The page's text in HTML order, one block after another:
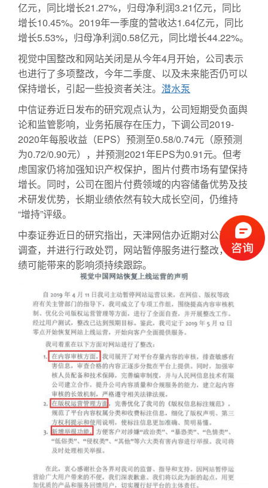
亿元，同比增长21.27%，归母净利润3.21亿元，同比
增长10.45%。2019年一季度的营收达1.64亿元，同比
增长5.53%，归母净利润0.58亿元，同比增长44.22%。
视觉中国整改和网站关闭是从今年4月开始，公司表示
也进行了多项整改，今年二季度、以及未来能否仍可以
保持增长，引起一些投资者关注。 潜水泵
中信证券近日发布的研究观点认为，公司短期受负面舆
论和监管影响，业务拓展存在压力，下调公司2019-
2020年每股收益（EPS）预测至0.58/0.74元（原预测
为0.72/0.90元），并预测2021年EPS为0.91元。但考
虑国家仍将加强知识产权保护，图片付费市场有望保持
增长。同时，公司在图片付费领域的内容储备优势及技
术研发优势，长期业绩依然有较大成长空间，仍维持
“增持”评级。
中泰证券近日的研究指出，天津网信办近期对公司立案
调查，并进行行政处罚，网站暂停服务进行整改，对业
绩可能带来的影响须持续跟踪。